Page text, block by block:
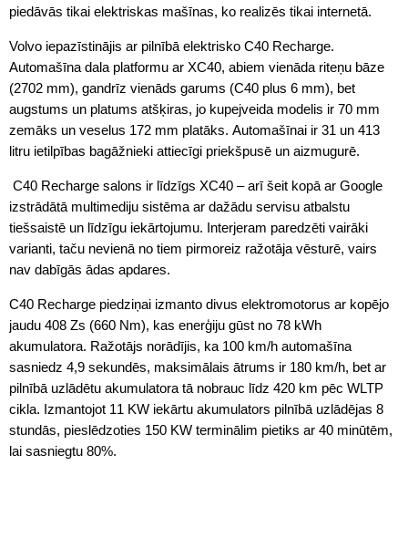
piedāvās tikai elektriskas mašīnas, ko realizēs tikai internetā.
Volvo iepazīstinājis ar pilnībā elektrisko C40 Recharge.
Automašīna dala platformu ar XC40, abiem vienāda riteņu bāze
(2702 mm), gandrīz vienāds garums (C40 plus 6 mm), bet
augstums un platums atšķiras, jo kupejveida modelis ir 70 mm
zemāks un veselus 172 mm platāks. Automašīnai ir 31 un 413
litru ietilpības bagāžnieki attiecīgi priekšpusē un aizmugurē.
C40 Recharge salons ir līdzīgs XC40 – arī šeit kopā ar Google
izstrādātā multimediju sistēma ar dažādu servisu atbalstu
tiešsaistē un līdzīgu iekārtojumu. Interjeram paredzēti vairāki
varianti, taču nevienā no tiem pirmoreiz ražotāja vēsturē, vairs
nav dabīgās ādas apdares.
C40 Recharge piedziņai izmanto divus elektromotorus ar kopējo
jaudu 408 Zs (660 Nm), kas enerģiju gūst no 78 kWh
akumulatora. Ražotājs norādījis, ka 100 km/h automašīna
sasniedz 4,9 sekundēs, maksimālais ātrums ir 180 km/h, bet ar
pilnībā uzlādētu akumulatora tā nobrauc līdz 420 km pēc WLTP
cikla. Izmantojot 11 KW iekārtu akumulators pilnībā uzlādējas 8
stundās, pieslēdzoties 150 KW terminālim pietiks ar 40 minūtēm,
lai sasniegtu 80%.